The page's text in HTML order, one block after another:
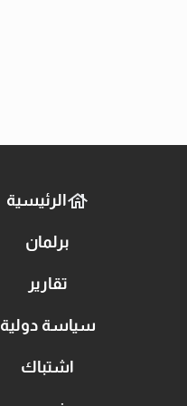
الرئيسية
برلمان
تقارير
سياسة دولية
اشتباك